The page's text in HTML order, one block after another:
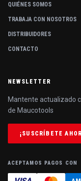
QUIÉNES SOMOS
TRABAJA CON NOSOTROS
DISTRIBUIDORES
CONTACTO
NEWSLETTER
Mantente actualizado
de Maucotools
¡SUSCRÍBETE
ACEPTAMOS PAGOS CON